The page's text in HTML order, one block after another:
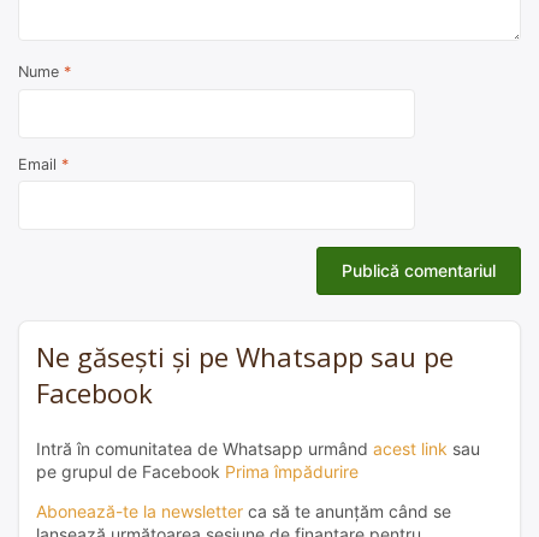
Nume *
Email *
Ne găsești și pe Whatsapp sau pe
Facebook
Intră în comunitatea de Whatsapp urmând acest link sau
pe grupul de Facebook Prima împădurire
Abonează-te la newsletter ca să te anunțăm când se